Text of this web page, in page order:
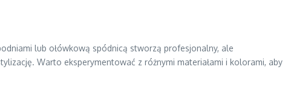
lub ołówkową spódnicą stworzą profesjonalny, ale
Warto eksperymentować z różnymi materiałami i kolorami, aby